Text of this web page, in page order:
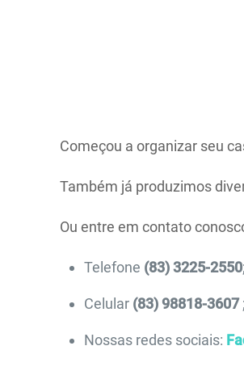
Começou a organizar seu
Também já produzimos
Ou entre em contato
Telefone (83) 3225-2550;
Celular (83) 98818-3607 ;
Nossas redes sociais: